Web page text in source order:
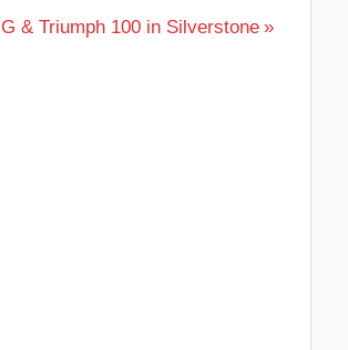
& Triumph 100 in Silverstone